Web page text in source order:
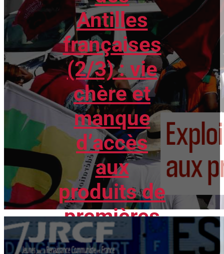
Antilles
françaises
(2/3) : vie
chère et
manque
d’accès
aux
produits de
premières
nécessités